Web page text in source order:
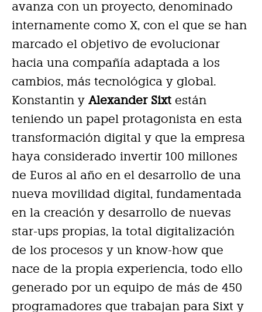
avanza con un proyecto, denominado
internamente como X, con el que se han
marcado el objetivo de evolucionar
hacia una compañía adaptada a los
cambios, más tecnológica y global.
Konstantin y Alexander Sixt están
teniendo un papel protagonista en esta
transformación digital y que la empresa
haya considerado invertir 100 millones
de Euros al año en el desarrollo de una
nueva movilidad digital, fundamentada
en la creación y desarrollo de nuevas
star-ups propias, la total digitalización
de los procesos y un know-how que
nace de la propia experiencia, todo ello
generado por un equipo de más de 450
programadores que trabajan para Sixt y